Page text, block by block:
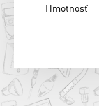
Hmotnosť